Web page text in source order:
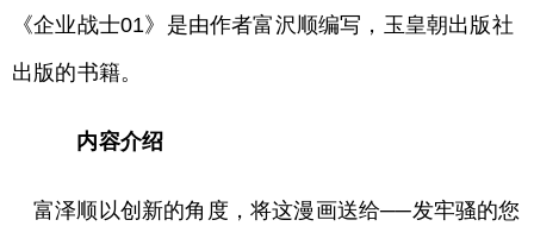
《企业战士01》是由作者富沢顺编写，玉皇朝出版社
出版的书籍。
内容介绍
富泽顺以创新的角度，将这漫画送给──发牢骚的您